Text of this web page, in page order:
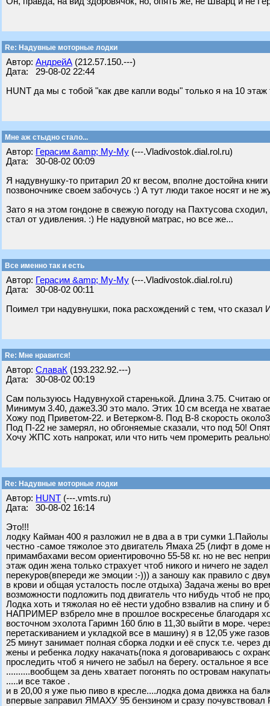
Re: Надувные моторные лодки
Автор: АндрейА (212.57.150.---)
Дата: 29-08-02 22:44
HUNT да мы с тобой "как две капли воды" только я на 10
Мне аж стыдно стало...
Автор: Герасим &amp; Му-Му (---.Vladivostok.dial.rol.ru)
Дата: 30-08-02 00:09
Я надувнушку-то притарил 20 кг весом, вполне достойна
позвоночнике своем забочусь :) А тут люди такое носят и не
Зато я на этом гондоне в свежую погоду на Пахтусова
стал от удивления. :) Не надувной матрас, но все же...
Все именно так и есть
Автор: Герасим &amp; Му-Му (---.Vladivostok.dial.rol.ru)
Дата: 30-08-02 00:11
Поимел три надувнушки, пока расхождений с тем, что сказал
Re: Мне нравится!
Автор: СлаваК (193.232.92.---)
Дата: 30-08-02 00:19
Сам пользуюсь Надувнухой старенькой. Длина 3.75. Считаю
Минимум 3.40, даже3.30 это мало. Этих 10 см всегда не
Хожу под Приветом-22. и Ветерком-8. Под В-8 скорость
Под П-22 не замерял, но обгоняемые сказали, что под 50!
Хочу ЖПС хоть напрокат, или что нить чем промерить
Re: Надувные моторные лодки
Автор: HUNT (---.vmts.ru)
Дата: 30-08-02 16:14
Это!!!
лодку Кайман 400 я разложил не в два а в три сумки
честно -самое тяжолое это двигатель Ямаха 25 (лифт в доме
примамбахами весом ориентировочно 55-58 кг. но не вес
этаж один жена только страхует чтоб никого и ничего не
перекуров(впереди же эмоции :-))) а заношу как правило с
в крови и общая усталость после отдыха) Задача жены во
возможности подложить под двигатель что нибудь чтоб не
Лодка хоть и тяжолая но её нести удобно взвалив на спину и
НАПРИМЕР взбрело мне в прошлое воскресенье благодаря
восточном эхолота Гаримн 160 блю в 11,30 выйти в море.
перетаскиванием и укладкой все в машину) я в 12,05 уже
25 минут занимает полная сборка лодки и её спуск т.е.
жены и ребенка лодку накачать(пока я договариваюсь с
проследить чтоб я ничего не забыл на берегу. остальное я
..........вообщем за день хватает погонять по островам
.....и все такое .
и в 20,00 я уже пью пиво в кресле....лодка дома движка на
впервые заправил ЯМАХУ 95 бензином и сразу